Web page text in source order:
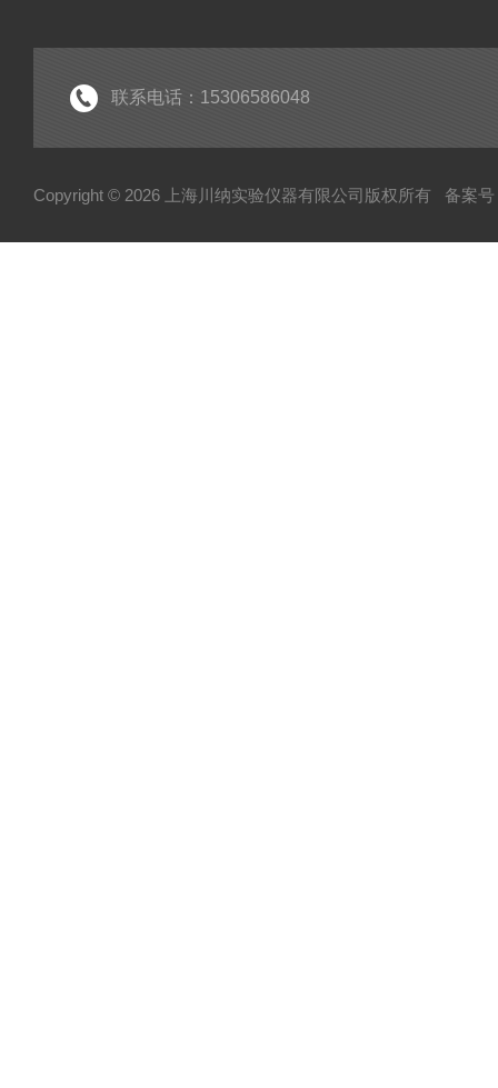
联系电话：15306586048
Copyright © 2026 上海川纳实验仪器有限公司版权所有 备案号